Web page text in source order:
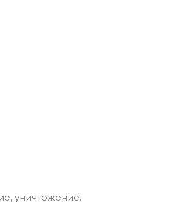
уничтожение.